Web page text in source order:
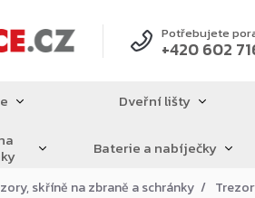
Potřebujete
+420 602
Dveřní lišty
Baterie a nabíječky
skříně na zbraně a schránky